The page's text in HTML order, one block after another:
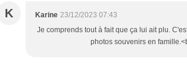
K Karine 23/12/2023 07:43
Je comprends tout à fait que ça lui ait plu.
photos souvenirs en